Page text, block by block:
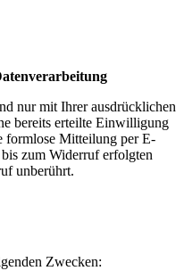
nur mit Ihrer ausdrücklichen
bereits erteilte Einwilligung
formlose Mitteilung per E-
zum Widerruf erfolgten
unberührt.
Zwecken: